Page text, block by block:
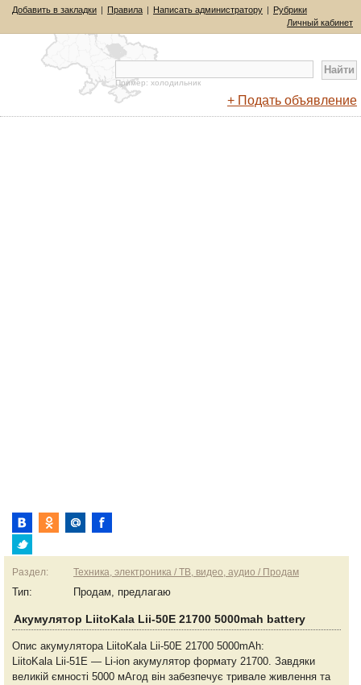
Добавить в закладки | Правила | Написать администратору | Рубрики
Личный кабинет
Пример: холодильник
+ Подать объявление
Раздел: Техника, электроника / ТВ, видео, аудио / Продам
Тип: Продам, предлагаю
Акумулятор LiitoKala Lii-50E 21700 5000mah battery
Опис акумулятора LiitoKala Lii-50E 21700 5000mAh:
LiitoKala Lii-51E — Li-ion акумулятор формату 21700. Завдяки
великій ємності 5000 мАгод він забезпечує тривале живлення та